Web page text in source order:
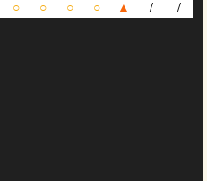
○ ○ ○ ○ ▲ / /